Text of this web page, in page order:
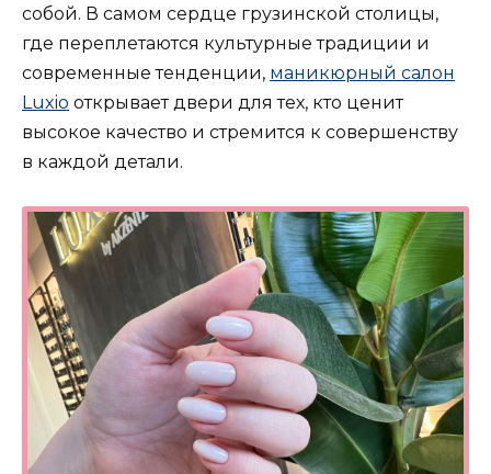
собой. В самом сердце грузинской столицы,
где переплетаются культурные традиции и
современные тенденции, маникюрный салон
Luxio открывает двери для тех, кто ценит
высокое качество и стремится к совершенству
в каждой детали.